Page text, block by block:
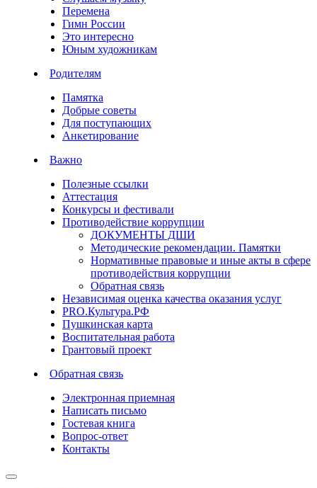
Перемена
Гимн России
Это интересно
Юным художникам
Родителям
Памятка
Добрые советы
Для поступающих
Анкетирование
Важно
Полезные ссылки
Аттестация
Конкурсы и фестивали
Противодействие коррупции
ДОКУМЕНТЫ ДШИ
Методические рекомендации. Памятки
Нормативные правовые и иные акты в сфере
противодействия коррупции
Обратная связь
Независимая оценка качества оказания услуг
PRO.Культура.РФ
Пушкинская карта
Воспитательная работа
Грантовый проект
Обратная связь
Электронная приемная
Написать письмо
Гостевая книга
Вопрос-ответ
Контакты